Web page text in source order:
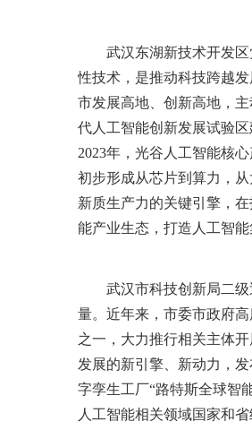
武汉东湖新技术开发
性技术，是推动科技跨越
市发展高地、创新高地，
代人工智能创新发展试验
2023年，光谷人工智能核
初步形成从芯片到算力，
新质生产力的关键引擎，
能产业生态，打造人工智能
武汉市科技创新局二
量。近年来，市委市政府
之一，大力推行相关主体
发展的新引擎、新动力，
字孪生工厂“路特斯全球智
人工智能相关领域国家和